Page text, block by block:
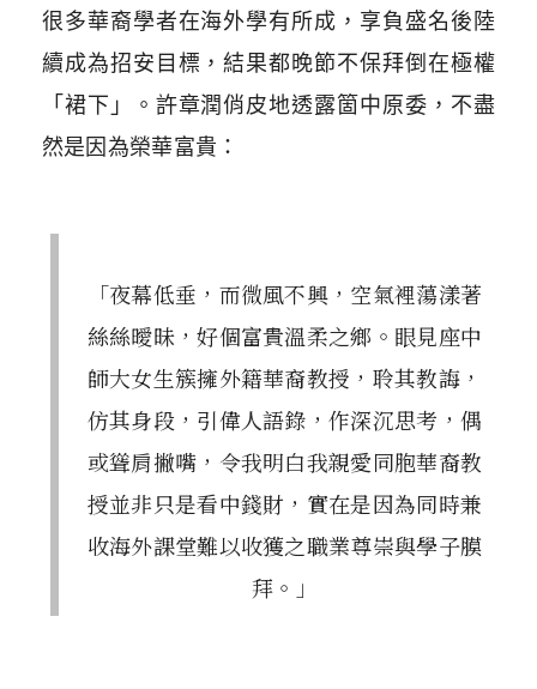
很多華裔學者在海外學有所成，享負盛名後陸
續成為招安目標，結果都晚節不保拜倒在極權
「裙下」。許章潤俏皮地透露箇中原委，不盡
然是因為榮華富貴：
「夜幕低垂，而微風不興，空氣裡蕩漾著
絲絲曖昧，好個富貴溫柔之鄉。眼見座中
師大女生簇擁外籍華裔教授，聆其教誨，
仿其身段，引偉人語錄，作深沉思考，偶
或聳肩撇嘴，令我明白我親愛同胞華裔教
授並非只是看中錢財，實在是因為同時兼
收海外課堂難以收獲之職業尊崇與學子膜
拜。」